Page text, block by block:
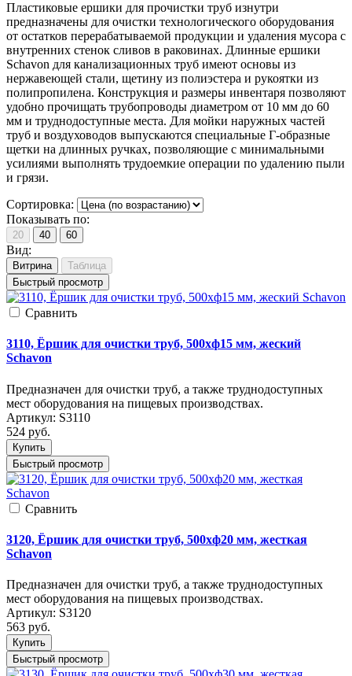
Пластиковые ершики для прочистки труб изнутри
предназначены для очистки технологического оборудования
от остатков перерабатываемой продукции и удаления мусора с
внутренних стенок сливов в раковинах. Длинные ершики
Schavon для канализационных труб имеют основы из
нержавеющей стали, щетину из полиэстера и рукоятки из
полипропилена. Конструкция и размеры инвентаря позволяют
удобно прочищать трубопроводы диаметром от 10 мм до 60
мм и труднодоступные места. Для мойки наружных частей
труб и воздуховодов выпускаются специальные Г-образные
щетки на длинных ручках, позволяющие с минимальными
усилиями выполнять трудоемкие операции по удалению пыли
и грязи.
Сортировка:
Показывать по:
20 40 60
Вид:
Витрина
Таблица
Быстрый просмотр
Cравнить
3110, Ёршик для очистки труб, 500xф15 мм, жеский
Schavon
Предназначен для очистки труб, а также труднодоступных
мест оборудования на пищевых производствах.
Артикул: S3110
524 руб.
Купить
Быстрый просмотр
Cравнить
3120, Ёршик для очистки труб, 500xф20 мм, жесткая
Schavon
Предназначен для очистки труб, а также труднодоступных
мест оборудования на пищевых производствах.
Артикул: S3120
563 руб.
Купить
Быстрый просмотр